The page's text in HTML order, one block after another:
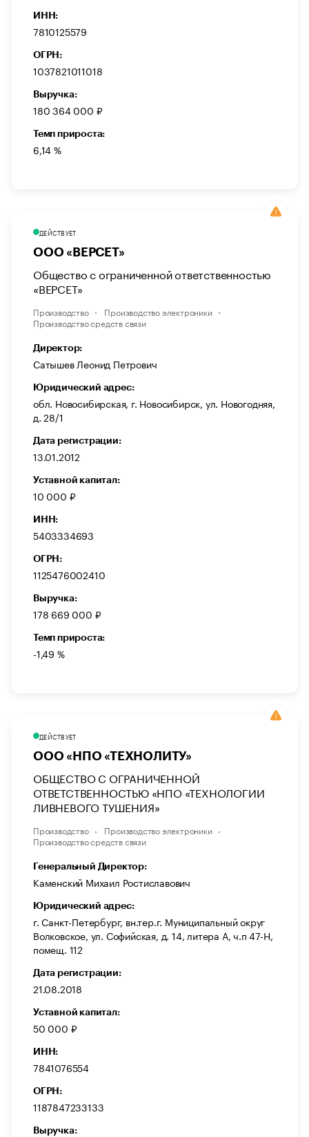
ИНН:
7810125579
ОГРН:
1037821011018
Выручка:
180 364 000 ₽
Темп прироста:
6,14 %
ДЕЙСТВУЕТ
ООО «ВЕРСЕТ»
Общество с ограниченной ответственностью
«ВЕРСЕТ»
Производство
Производство электроники
Производство средств связи
Директор:
Сатышев Леонид Петрович
Юридический адрес:
обл. Новосибирская, г. Новосибирск, ул. Новогодняя,
д. 28/1
Дата регистрации:
13.01.2012
Уставной капитал:
10 000 ₽
ИНН:
5403334693
ОГРН:
1125476002410
Выручка:
178 669 000 ₽
Темп прироста:
-1,49 %
ДЕЙСТВУЕТ
ООО «НПО «ТЕХНОЛИТУ»
ОБЩЕСТВО С ОГРАНИЧЕННОЙ
ОТВЕТСТВЕННОСТЬЮ «НПО «ТЕХНОЛОГИИ
ЛИВНЕВОГО ТУШЕНИЯ»
Производство
Производство электроники
Производство средств связи
Генеральный Директор:
Каменский Михаил Ростиславович
Юридический адрес:
г. Санкт-Петербург, вн.тер.г. Муниципальный округ
Волковское, ул. Софийская, д. 14, литера А, ч.п 47-Н,
помещ. 112
Дата регистрации:
21.08.2018
Уставной капитал:
50 000 ₽
ИНН:
7841076554
ОГРН:
1187847233133
Выручка: